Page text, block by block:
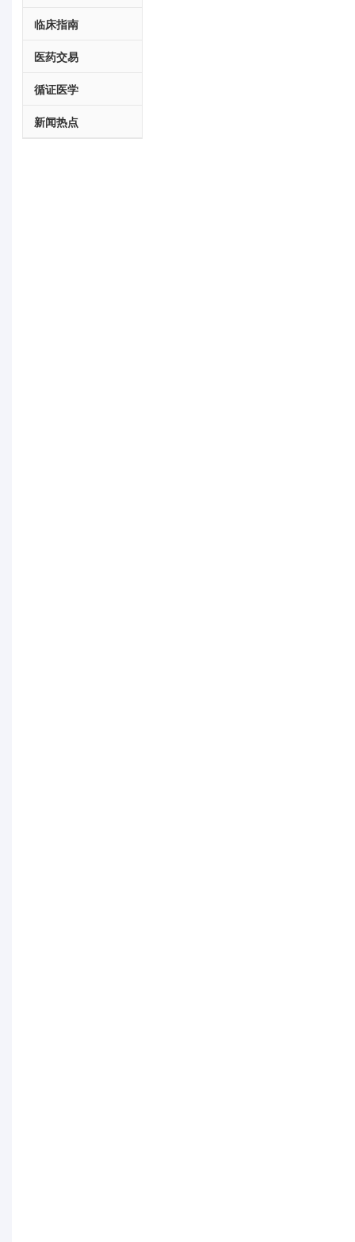
临床指南
医药交易
循证医学
新闻热点